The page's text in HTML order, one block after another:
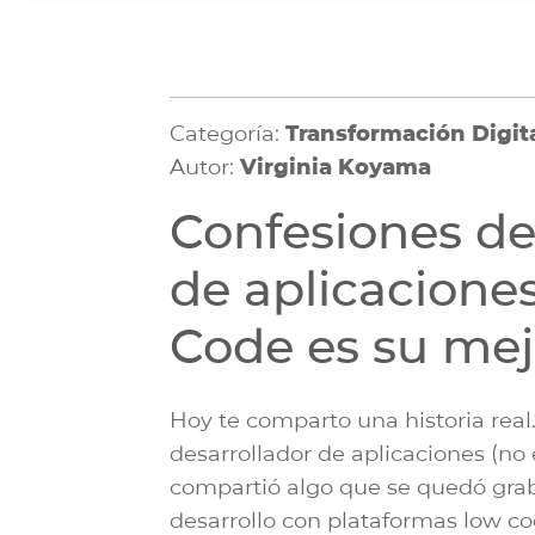
Categoría: Transformación
Autor: Virginia Koyama
Confesiones
de
Code es su
Hoy te comparto una historia
desarrollador de aplicaciones
compartió algo que se quedó
desarrollo con plataformas low